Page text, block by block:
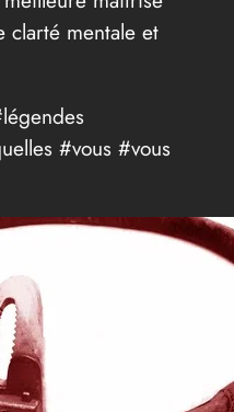
mentale et
#vous #vous